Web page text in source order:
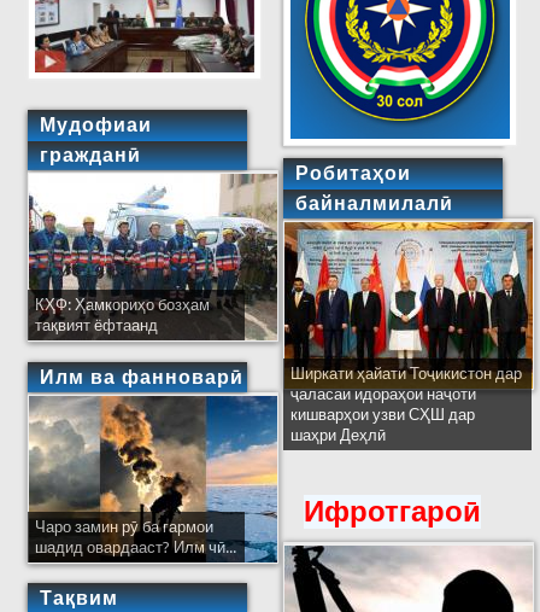
Мудофиаи
гражданӣ
КҲФ: Ҳамкориҳо бозҳам
тақвият ёфтаанд
Илм ва фанноварӣ
Чаро замин рӯ ба гармои
шадид овардааст? Илм чӣ...
Тақвим
Робитаҳои
байналмилалӣ
Ширкати ҳайати Тоҷикистон дар
ҷаласаи идораҳои наҷоти
кишварҳои узви СҲШ дар
шаҳри Деҳлӣ
Ифротгароӣ